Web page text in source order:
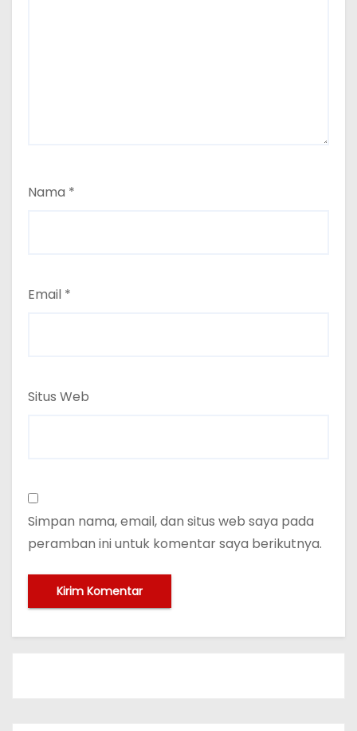
Nama *
Email *
Situs Web
Simpan nama, email, dan situs web saya pada
peramban ini untuk komentar saya berikutnya.